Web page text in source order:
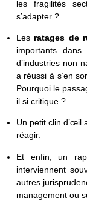
les fragilités
s’adapter ?
Les ratages de
importants dans
d’industries non
a réussi à s’en
Pourquoi le
il si critique ?
Un petit clin d’œil
réagir.
Et enfin, un
interviennent
autres
management ou